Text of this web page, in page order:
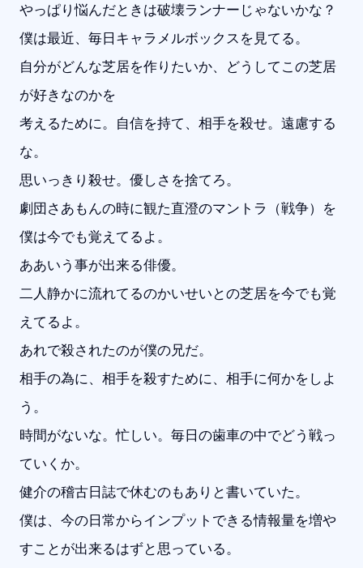
やっぱり悩んだときは破壊ランナーじゃないかな？
僕は最近、毎日キャラメルボックスを見てる。
自分がどんな芝居を作りたいか、どうしてこの芝居
が好きなのかを
考えるために。自信を持て、相手を殺せ。遠慮する
な。
思いっきり殺せ。優しさを捨てろ。
劇団さあもんの時に観た直澄のマントラ（戦争）を
僕は今でも覚えてるよ。
ああいう事が出来る俳優。
二人静かに流れてるのかいせいとの芝居を今でも覚
えてるよ。
あれで殺されたのが僕の兄だ。
相手の為に、相手を殺すために、相手に何かをしよ
う。
時間がないな。忙しい。毎日の歯車の中でどう戦っ
ていくか。
健介の稽古日誌で休むのもありと書いていた。
僕は、今の日常からインプットできる情報量を増や
すことが出来るはずと思っている。